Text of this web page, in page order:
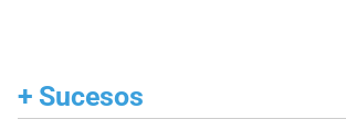
+ Sucesos